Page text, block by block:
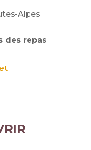
Alpes
des repas